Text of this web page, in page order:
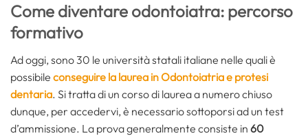
Come diventare odontoiatra: percorso
formativo
Ad oggi, sono 30 le università statali italiane nelle quali è
possibile conseguire la laurea in Odontoiatria e protesi
dentaria. Si tratta di un corso di laurea a numero chiuso
dunque, per accedervi, è necessario sottoporsi ad un test
d’ammissione. La prova generalmente consiste in 60